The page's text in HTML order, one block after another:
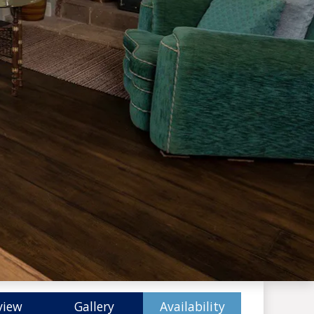
Gallery Availability